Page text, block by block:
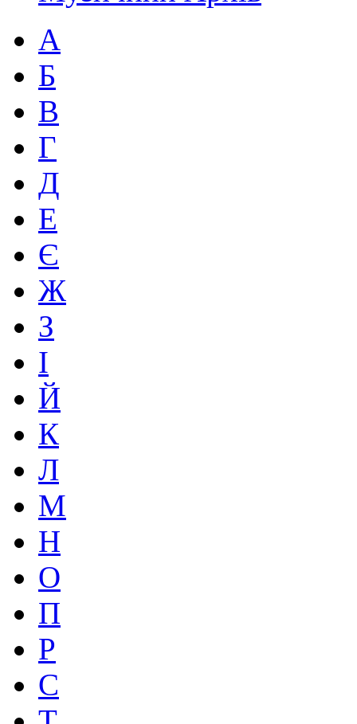
А
Б
В
Г
Д
Е
Є
Ж
З
І
Й
К
Л
М
Н
О
П
Р
С